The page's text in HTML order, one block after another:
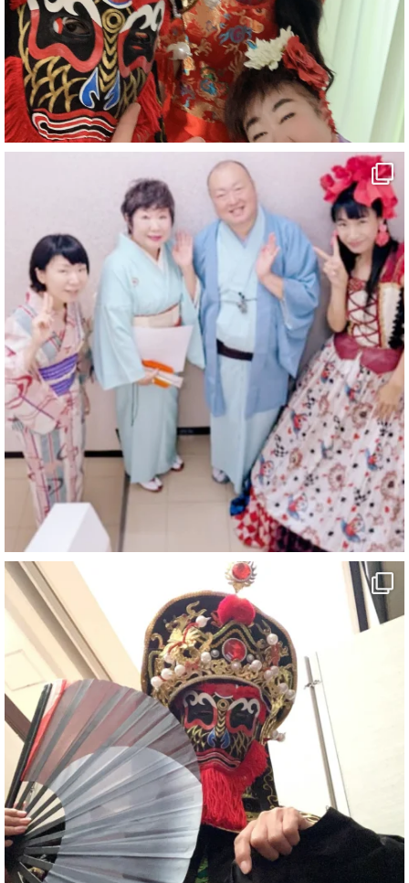
#泉寿亭
#有形文化財
#四国
#愛媛観光
#旅行
#旅行動画
#一人旅
#観光スポット
#旅行好きと繋がりたい
5 X
マジシャン派遣 パッションプリンセス【公式】
@comedy_illusion · 6 8月
お疲れ様です
ブログ更新しました
「マジシャン和歌山旅 白浜町・三段壁」
#企業公式がお疲れ様を言い合う
#旅行好きな人と繋がりたい
#一人旅
#女性マジシャン
#出張マジック
#マジシャン派遣
#イリュージョン
#和歌山県
#白浜町
#変面ショー
#イベント
#宴会
#余興
1 5 X
さらに読み込む